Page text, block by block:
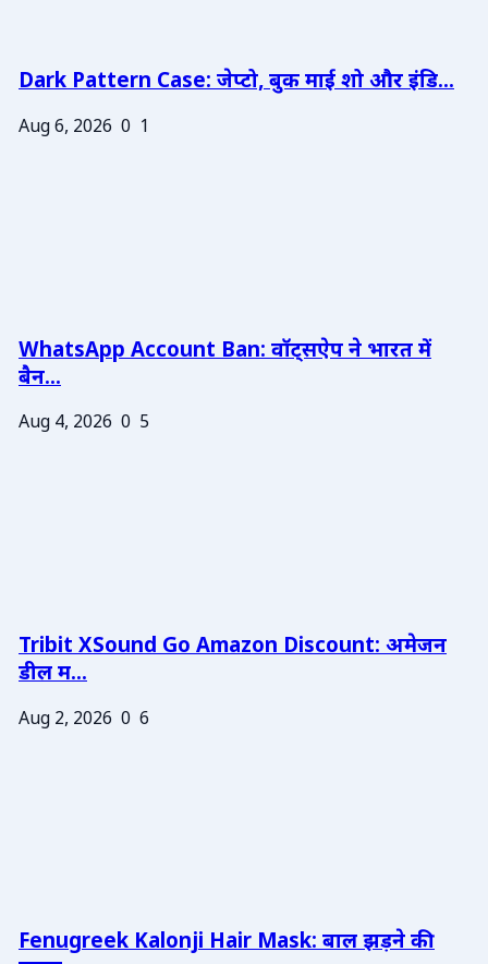
Dark Pattern Case: जेप्टो, बुक माई शो और इंडि...
Aug 6, 2026 0 1
WhatsApp Account Ban: वॉट्सऐप ने भारत में
बैन...
Aug 4, 2026 0 5
Tribit XSound Go Amazon Discount: अमेजन
डील म...
Aug 2, 2026 0 6
Fenugreek Kalonji Hair Mask: बाल झड़ने की